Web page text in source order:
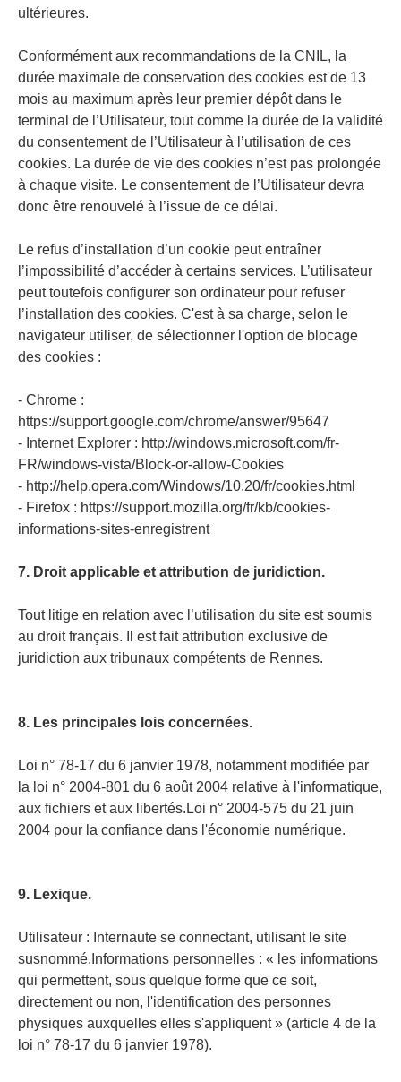
ultérieures.
Conformément aux recommandations de la CNIL, la
durée maximale de conservation des cookies est de 13
mois au maximum après leur premier dépôt dans le
terminal de l’Utilisateur, tout comme la durée de la validité
du consentement de l’Utilisateur à l’utilisation de ces
cookies. La durée de vie des cookies n’est pas prolongée
à chaque visite. Le consentement de l’Utilisateur devra
donc être renouvelé à l’issue de ce délai.
Le refus d’installation d’un cookie peut entraîner
l’impossibilité d’accéder à certains services. L’utilisateur
peut toutefois configurer son ordinateur pour refuser
l’installation des cookies. C'est à sa charge, selon le
navigateur utiliser, de sélectionner l'option de blocage
des cookies :
- Chrome :
https://support.google.com/chrome/answer/95647
- Internet Explorer : http://windows.microsoft.com/fr-
FR/windows-vista/Block-or-allow-Cookies
- http://help.opera.com/Windows/10.20/fr/cookies.html
- Firefox : https://support.mozilla.org/fr/kb/cookies-
informations-sites-enregistrent
7. Droit applicable et attribution de juridiction.
Tout litige en relation avec l’utilisation du site est soumis
au droit français. Il est fait attribution exclusive de
juridiction aux tribunaux compétents de Rennes.
8. Les principales lois concernées.
Loi n° 78-17 du 6 janvier 1978, notamment modifiée par
la loi n° 2004-801 du 6 août 2004 relative à l'informatique,
aux fichiers et aux libertés.Loi n° 2004-575 du 21 juin
2004 pour la confiance dans l'économie numérique.
9. Lexique.
Utilisateur : Internaute se connectant, utilisant le site
susnommé.Informations personnelles : « les informations
qui permettent, sous quelque forme que ce soit,
directement ou non, l'identification des personnes
physiques auxquelles elles s'appliquent » (article 4 de la
loi n° 78-17 du 6 janvier 1978).